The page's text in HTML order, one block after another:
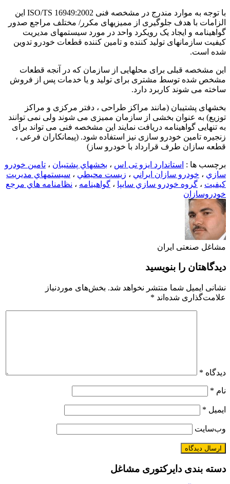
با توجه به موارد مندرج در مشخصه فنی ISO/TS 16949:2002 این
الزامات با هدف جلوگیری از ممیزیهای مکرر/ مختلف مراجع صدور
گواهینامه و ایجاد یک رویکرد واحد در مورد سیستمهای مدیریت
کیفیت سازمانهای تولید کننده و تامین کننده قطعات خودرو تدوین
شده است.
این مشخصه قبلی برای محلهایی از سازمان که در آنجه قطعات
مشخص شده توسط مشتری برای تولید و یا خدمات پس از فروش
ساخته می شوند کاربرد دارد.
بخشهای پشتیبان (مانند مراکز طراحی ، دفتر مرکزی و مراکز
توزیع) به عنوان بخشی از سازمان ممیزی می شوند ولی نمی توانند
به تنهایی گواهینامه دریافت نمایند این مشخصه فنی می تواند برای
زنجیره تامین خودرو سازی نیز استفاده شود. (پیمانکاران فرعی ،
قطعه سازان طرف قرارداد با خودرو ساز)
برچسب ها : استاندارد ایزو تی اس ، بخشهاي پشتيبان ، تامين خودرو
سازي ، خودرو سازان ايراني ، زيست محيطي ، سيستمهاي مديريت
كيفيت ، گروه خودرو سازي سايپا ، گواهينامه ، نظامنامه هاي مرجع
خودروسازان
مشاغل صنعتی ایران
دیدگاهتان را بنویسید
نشانی ایمیل شما منتشر نخواهد شد. بخش‌های موردنیاز
علامت‌گذاری شده‌اند *
دیدگاه *
نام *
ایمیل *
وب‌سایت
دسته بندی دایرکتوری مشاغل